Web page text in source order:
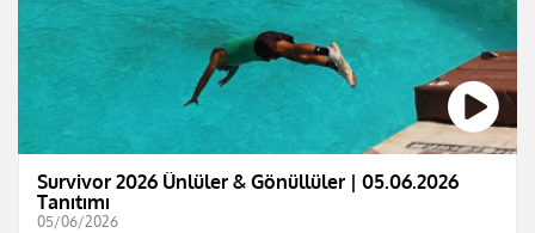
Survivor 2026 Ünlüler & Gönüllüler | 05.06.2026
Tanıtımı
05/06/2026